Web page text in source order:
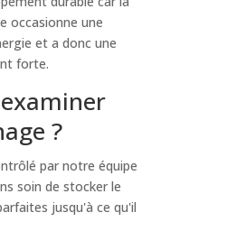
occasionne une
et a donc une
forte.
?
par notre équipe
soin de stocker le
jusqu'à ce qu'il